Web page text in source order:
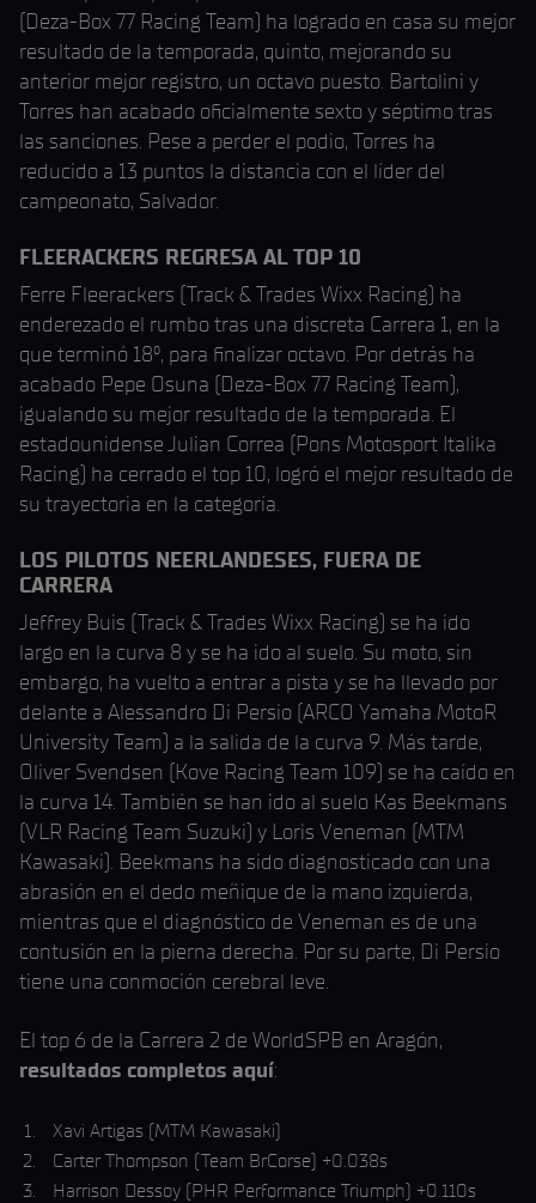
(Deza-Box 77 Racing Team) ha logrado en casa su mejor
resultado de la temporada, quinto, mejorando su
anterior mejor registro, un octavo puesto. Bartolini y
Torres han acabado oficialmente sexto y séptimo tras
las sanciones. Pese a perder el podio, Torres ha
reducido a 13 puntos la distancia con el líder del
campeonato, Salvador.
FLEERACKERS REGRESA AL TOP 10
Ferre Fleerackers (Track & Trades Wixx Racing) ha
enderezado el rumbo tras una discreta Carrera 1, en la
que terminó 18º, para finalizar octavo. Por detrás ha
acabado Pepe Osuna (Deza-Box 77 Racing Team),
igualando su mejor resultado de la temporada. El
estadounidense Julian Correa (Pons Motosport Italika
Racing) ha cerrado el top 10, logró el mejor resultado de
su trayectoria en la categoría.
LOS PILOTOS NEERLANDESES, FUERA DE
CARRERA
Jeffrey Buis (Track & Trades Wixx Racing) se ha ido
largo en la curva 8 y se ha ido al suelo. Su moto, sin
embargo, ha vuelto a entrar a pista y se ha llevado por
delante a Alessandro Di Persio (ARCO Yamaha MotoR
University Team) a la salida de la curva 9. Más tarde,
Oliver Svendsen (Kove Racing Team 109) se ha caído en
la curva 14. También se han ido al suelo Kas Beekmans
(VLR Racing Team Suzuki) y Loris Veneman (MTM
Kawasaki). Beekmans ha sido diagnosticado con una
abrasión en el dedo meñique de la mano izquierda,
mientras que el diagnóstico de Veneman es de una
contusión en la pierna derecha. Por su parte, Di Persio
tiene una conmoción cerebral leve.
El top 6 de la Carrera 2 de WorldSPB en Aragón,
resultados completos aquí:
Xavi Artigas (MTM Kawasaki)
Carter Thompson (Team BrCorse) +0.038s
Harrison Dessoy (PHR Performance Triumph) +0.110s